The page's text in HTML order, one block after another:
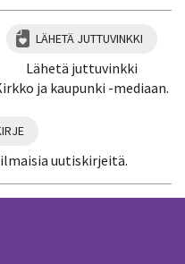
LÄHETÄ JUTTUVINKKI
Lähetä juttuvinkki
ja kaupunki -mediaan.
uutiskirjeitä.